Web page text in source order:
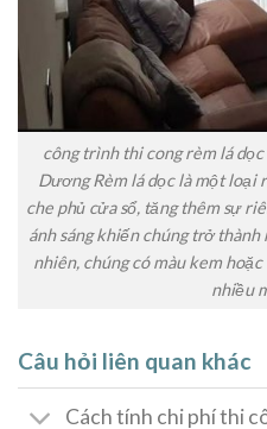
công trình thi cong rèm lá
Dương Rèm lá dọc là một loại
che phủ cửa sổ, tăng thêm sự
ánh sáng khiến chúng trở
nhiên, chúng có màu kem
nhiều
Câu hỏi liên quan khác
Cách tính chi phí thi